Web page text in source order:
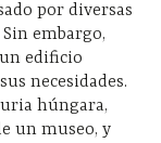
por diversas
embargo,
edificio
necesidades.
húngara,
un museo, y